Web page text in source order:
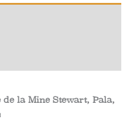
la Mine Stewart, Pala,